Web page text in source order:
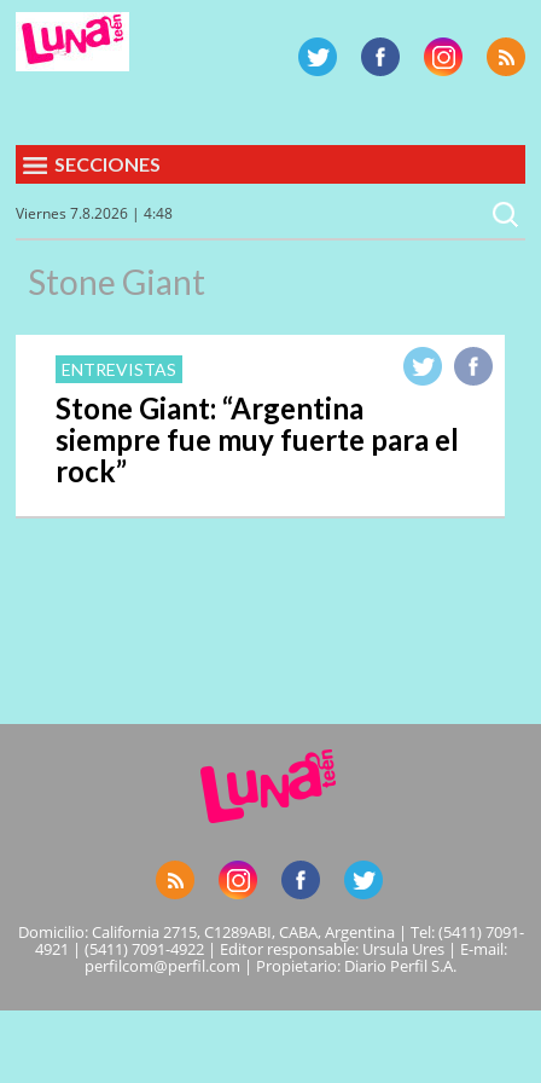
SECCIONES
Viernes 7.8.2026 | 4:48
Stone Giant
ENTREVISTAS
Stone Giant: “Argentina
siempre fue muy fuerte para el
rock”
Domicilio: California 2715, C1289ABI, CABA, Argentina | Tel: (5411) 7091-
4921 | (5411) 7091-4922 | Editor responsable: Ursula Ures | E-mail:
perfilcom@perfil.com | Propietario: Diario Perfil S.A.